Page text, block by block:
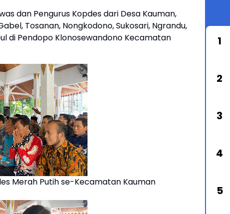
dan Pengurus Kopdes dari Desa Kauman,
Tosanan, Nongkodono, Sukosari, Ngrandu,
di Pendopo Klonosewandono Kecamatan
Merah Putih se-Kecamatan Kauman